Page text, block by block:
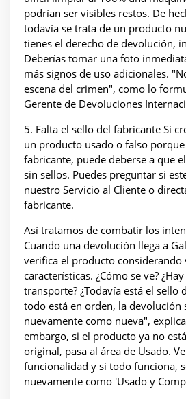
podrían ser visibles restos. De
todavía se trata de un producto
tienes el derecho de devolución,
Deberías tomar una foto
más signos de uso adicionales.
escena del crimen", como lo
Gerente de Devoluciones
5. Falta el sello del fabricante Si
un producto usado o falso
fabricante, puede deberse a que
sin sellos. Puedes preguntar si
nuestro Servicio al Cliente o
fabricante.
Así tratamos de combatir los
Cuando una devolución llega a
verifica el producto considerando
características. ¿Cómo se ve?
transporte? ¿Todavía está el sello
todo está en orden, la devolución
nuevamente como nueva",
embargo, si el producto ya no
original, pasa al área de Usado.
funcionalidad y si todo funciona,
nuevamente como 'Usado y